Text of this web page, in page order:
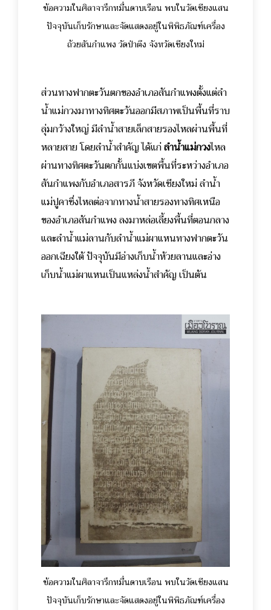
ข้อความในศิลาจารึกหมื่นดาบเรือน พบในวัดเชียงแสน
ปัจจุบันเก็บรักษาและจัดแสดงอยู่ในพิพิธภัณฑ์เครื่อง
ถ้วยสันกำแพง วัดป่าตึง จังหวัดเชียงใหม่
ส่วนทางฟากตะวันตกของอำเภอสันกำแพงตั้งแต่ลำ
น้ำแม่กวงมาทางทิศตะวันออกมีสภาพเป็นพื้นที่ราบ
ลุ่มกว้างใหญ่ มีลำน้ำสายเล็กสายรองไหลผ่านพื้นที่
หลายสาย โดยลำน้ำสำคัญ ได้แก่ลำน้ำแม่กวงไหล
ผ่านทางทิศตะวันตกกั้นแบ่งเขตพื้นที่ระหว่างอำเภอ
สันกำแพงกับอำเภอสารภี จังหวัดเชียงใหม่ ลำน้ำ
แม่ปูคาซึ่งไหลต่อจากทางน้ำสายรองทางทิศเหนือ
ของอำเภอสันกำแพง ลงมาหล่อเลี้ยงพื้นที่ตอนกลาง
และลำน้ำแม่ลานกับลำน้ำแม่ผาแหนทางฟากตะวัน
ออกเฉียงใต้ ปัจจุบันมีอ่างเก็บน้ำห้วยลานและอ่าง
เก็บน้ำแม่ผาแหนเป็นแหล่งน้ำสำคัญ เป็นต้น
ข้อความในศิลาจารึกหมื่นดาบเรือน พบในวัดเชียงแสน
ปัจจุบันเก็บรักษาและจัดแสดงอยู่ในพิพิธภัณฑ์เครื่อง